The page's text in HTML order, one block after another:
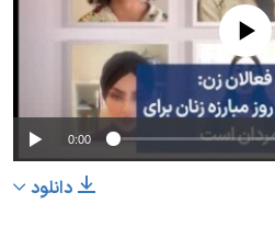
No media source
0:00
دانلود